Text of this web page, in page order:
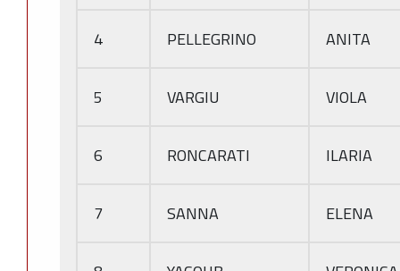
4 PELLEGRINO ANITA
5 VARGIU VIOLA
6 RONCARATI ILARIA
7 SANNA ELENA